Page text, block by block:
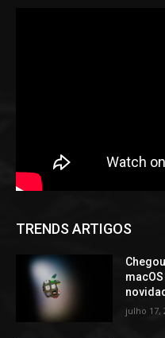
TRENDS ARTIGOS
julho 17,